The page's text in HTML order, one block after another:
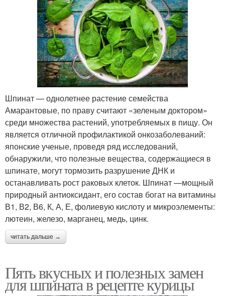
Шпинат — однолетнее растение семейства
Амарантовые, по праву считают «зеленым доктором»
среди множества растений, употребляемых в пищу. Он
является отличной профилактикой онкозаболеваний:
японские ученые, проведя ряд исследований,
обнаружили, что полезные вещества, содержащиеся в
шпинате, могут тормозить разрушение ДНК и
останавливать рост раковых клеток. Шпинат —мощный
природный антиоксидант, его состав богат на витамины
В1, В2, В6, К, А, Е, фолиевую кислоту и микроэлементы:
лютеин, железо, марганец, медь, цинк.
читать дальше →
Пять вкусных и полезных замен
для шпината в рецепте курицы